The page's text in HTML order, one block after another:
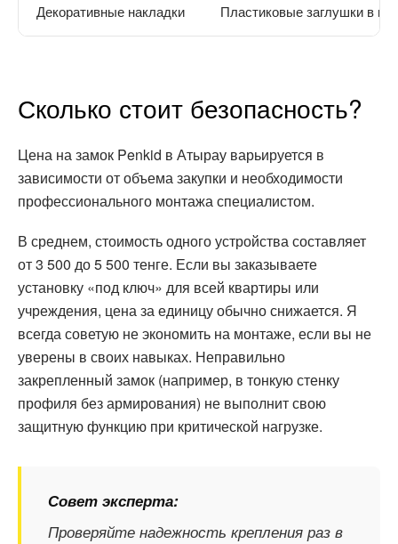
Декоративные накладки Пластиковые заглушки в
Сколько стоит безопасность?
Цена на замок Penkid в Атырау варьируется в
зависимости от объема закупки и необходимости
профессионального монтажа специалистом.
В среднем, стоимость одного устройства составляет
от 3 500 до 5 500 тенге. Если вы заказываете
установку «под ключ» для всей квартиры или
учреждения, цена за единицу обычно снижается. Я
всегда советую не экономить на монтаже, если вы не
уверены в своих навыках. Неправильно
закрепленный замок (например, в тонкую стенку
профиля без армирования) не выполнит свою
защитную функцию при критической нагрузке.
Совет эксперта:
Проверяйте надежность крепления раз в